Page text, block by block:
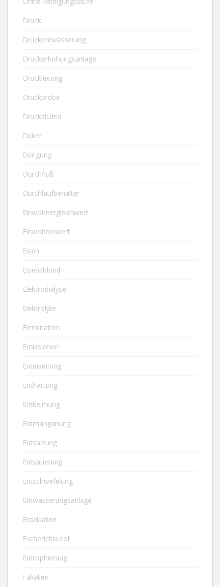
Druck
Druckentwässerung
Druckerhöhungsanlage
Druckleitung
Druckprobe
Druckstufen
Düker
Düngung
Durchfluß
Durchlaufbehälter
Einwohnergleichwert
Einwohnerwert
Eisen
Eisenchlorid
Elektrodialyse
Elektrolyte
Elemination
Emissionen
Enteisenung
Enthärtung
Entkeimung
Entmanganung
Entsalzung
Entsäuerung
Entschwefelung
Entwässerungsanlage
Erdalkalien
Escherichia coli
Eutrophierung
Fäkalien